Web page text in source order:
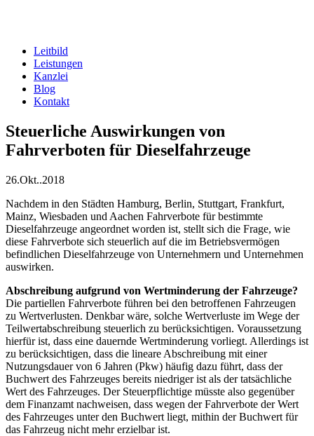
Leitbild
Leistungen
Kanzlei
Blog
Kontakt
Steuerliche Auswirkungen von
Fahrverboten für Dieselfahrzeuge
26.Okt..2018
Nachdem in den Städten Hamburg, Berlin, Stuttgart, Frankfurt,
Mainz, Wiesbaden und Aachen Fahrverbote für bestimmte
Dieselfahrzeuge angeordnet worden ist, stellt sich die Frage, wie
diese Fahrverbote sich steuerlich auf die im Betriebsvermögen
befindlichen Dieselfahrzeuge von Unternehmern und Unternehmen
auswirken.
Abschreibung aufgrund von Wertminderung der Fahrzeuge?
Die partiellen Fahrverbote führen bei den betroffenen Fahrzeugen
zu Wertverlusten. Denkbar wäre, solche Wertverluste im Wege der
Teilwertabschreibung steuerlich zu berücksichtigen. Voraussetzung
hierfür ist, dass eine dauernde Wertminderung vorliegt. Allerdings ist
zu berücksichtigen, dass die lineare Abschreibung mit einer
Nutzungsdauer von 6 Jahren (Pkw) häufig dazu führt, dass der
Buchwert des Fahrzeuges bereits niedriger ist als der tatsächliche
Wert des Fahrzeuges. Der Steuerpflichtige müsste also gegenüber
dem Finanzamt nachweisen, dass wegen der Fahrverbote der Wert
des Fahrzeuges unter den Buchwert liegt, mithin der Buchwert für
das Fahrzeug nicht mehr erzielbar ist.